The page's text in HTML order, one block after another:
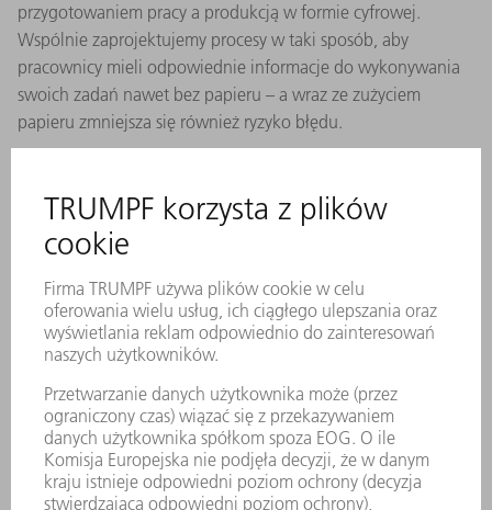
przygotowaniem pracy a produkcją w formie cyfrowej.
Wspólnie zaprojektujemy procesy w taki sposób, aby
pracownicy mieli odpowiednie informacje do wykonywania
swoich zadań nawet bez papieru – a wraz ze zużyciem
papieru zmniejsza się również ryzyko błędu.